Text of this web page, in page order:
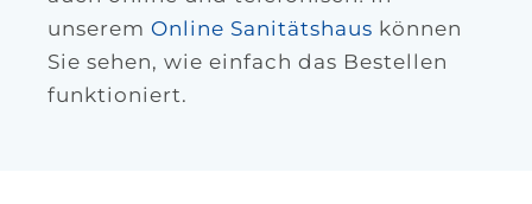
unserem Online Sanitätshaus können
Sie sehen, wie einfach das Bestellen
funktioniert.